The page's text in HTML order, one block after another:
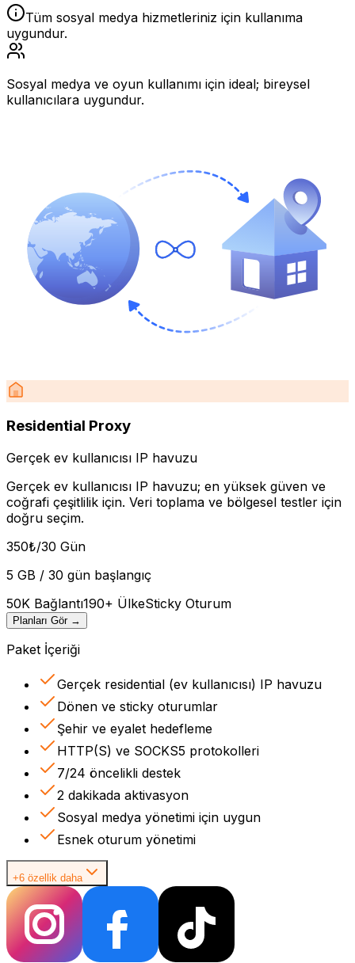
Tüm sosyal medya hizmetleriniz için kullanıma
uygundur.
Sosyal medya ve oyun kullanımı için ideal; bireysel
kullanıcılara uygundur.
Residential Proxy
Gerçek ev kullanıcısı IP havuzu
Gerçek ev kullanıcısı IP havuzu; en yüksek güven ve
coğrafi çeşitlilik için. Veri toplama ve bölgesel testler için
doğru seçim.
350₺/30 Gün
5 GB / 30 gün başlangıç
50K Bağlantı190+ ÜlkeSticky Oturum
Planları Gör →
Paket İçeriği
Gerçek residential (ev kullanıcısı) IP havuzu
Dönen ve sticky oturumlar
Şehir ve eyalet hedefleme
HTTP(S) ve SOCKS5 protokolleri
7/24 öncelikli destek
2 dakikada aktivasyon
Sosyal medya yönetimi için uygun
Esnek oturum yönetimi
+6 özellik daha